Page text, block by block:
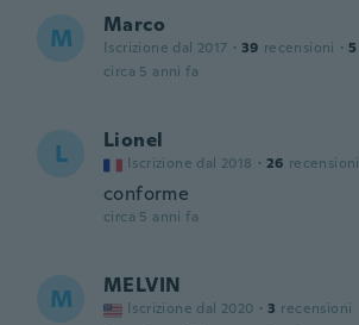
M Marco
Iscrizione dal 2017 · 39 recensioni · 5
circa 5 anni fa
L Lionel
Iscrizione dal 2018 · 26 recensioni
conforme
circa 5 anni fa
M MELVIN
Iscrizione dal 2020 · 3 recensioni